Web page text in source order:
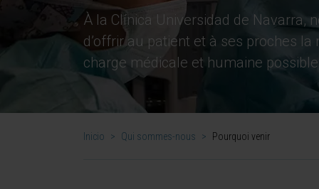
À la Clínica Universidad de Navarra,
d’offrir au patient et à ses proches
charge médicale et humaine
Inicio > Qui sommes-nous > Pourquoi venir